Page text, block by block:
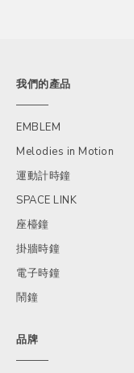
我們的產品
EMBLEM
Melodies in Motion
運動計時鐘
SPACE LINK
座檯鐘
掛牆時鐘
電子時鐘
鬧鐘
品牌